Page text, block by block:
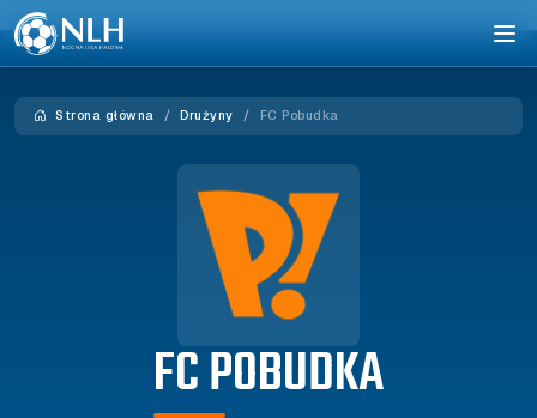
Strona główna Drużyny FC Pobudka
FC POBUDKA